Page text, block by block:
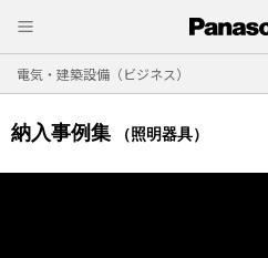
電気・建築設備（ビジネス）
納入事例集 （照明器具）